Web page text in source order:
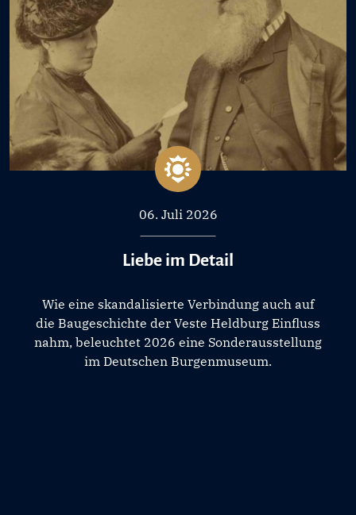
06. Juli 2026
Liebe im Detail
Wie eine skandalisierte Verbindung auch auf
die Baugeschichte der Veste Heldburg Einfluss
nahm, beleuchtet 2026 eine Sonderausstellung
im Deutschen Burgenmuseum.